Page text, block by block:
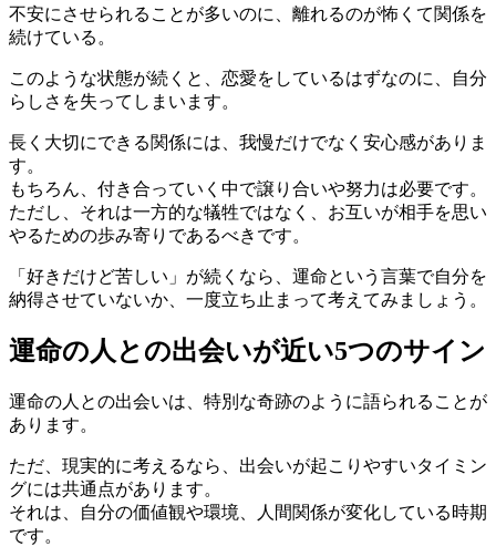
不安にさせられることが多いのに、離れるのが怖くて関係を
続けている。
このような状態が続くと、恋愛をしているはずなのに、自分
らしさを失ってしまいます。
長く大切にできる関係には、我慢だけでなく安心感がありま
す。
もちろん、付き合っていく中で譲り合いや努力は必要です。
ただし、それは一方的な犠牲ではなく、お互いが相手を思い
やるための歩み寄りであるべきです。
「好きだけど苦しい」が続くなら、運命という言葉で自分を
納得させていないか、一度立ち止まって考えてみましょう。
運命の人との出会いが近い5つのサイン
運命の人との出会いは、特別な奇跡のように語られることが
あります。
ただ、現実的に考えるなら、出会いが起こりやすいタイミン
グには共通点があります。
それは、自分の価値観や環境、人間関係が変化している時期
です。